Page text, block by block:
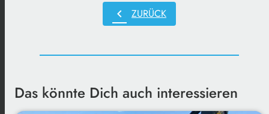
chevron_left ZURÜCK
Das könnte Dich auch interessieren